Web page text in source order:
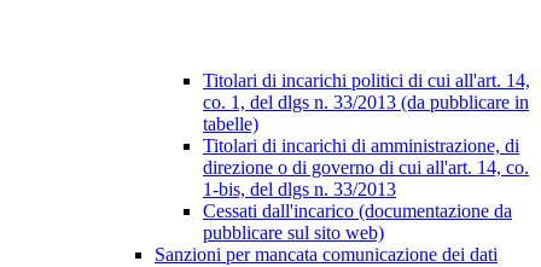
Titolari di incarichi politici di cui all'art. 14,
co. 1, del dlgs n. 33/2013 (da pubblicare in
tabelle)
Titolari di incarichi di amministrazione, di
direzione o di governo di cui all'art. 14, co.
1-bis, del dlgs n. 33/2013
Cessati dall'incarico (documentazione da
pubblicare sul sito web)
Sanzioni per mancata comunicazione dei dati